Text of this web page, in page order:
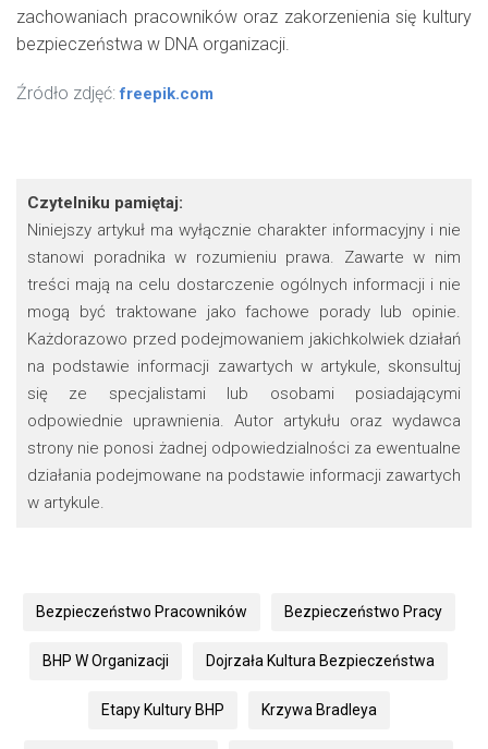
zachowaniach pracowników oraz zakorzenienia się kultury
bezpieczeństwa w DNA organizacji.
Źródło zdjęć:freepik.com
Czytelniku pamiętaj:
Niniejszy artykuł ma wyłącznie charakter informacyjny i nie
stanowi poradnika w rozumieniu prawa. Zawarte w nim
treści mają na celu dostarczenie ogólnych informacji i nie
mogą być traktowane jako fachowe porady lub opinie.
Każdorazowo przed podejmowaniem jakichkolwiek działań
na podstawie informacji zawartych w artykule, skonsultuj
się ze specjalistami lub osobami posiadającymi
odpowiednie uprawnienia. Autor artykułu oraz wydawca
strony nie ponosi żadnej odpowiedzialności za ewentualne
działania podejmowane na podstawie informacji zawartych
w artykule.
Bezpieczeństwo Pracowników Bezpieczeństwo Pracy
BHP W Organizacji Dojrzała Kultura Bezpieczeństwa
Etapy Kultury BHP Krzywa Bradleya